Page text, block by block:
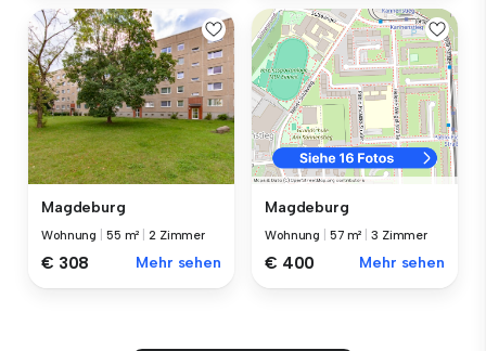
Magdeburg
Wohnung 55 m² |2 Zimmer
€ 308 Mehr sehen
Magdeburg
Wohnung 57 m² |3 Zimmer
€ 400 Mehr sehen